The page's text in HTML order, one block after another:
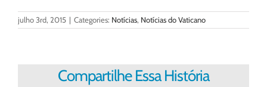
julho 3rd, 2015 | Categories: Notícias, Notícias do Vaticano
Compartilhe Essa História